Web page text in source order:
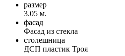
размер
3.05 м.
фасад
Фасад из стекла
столешница
ДСП пластик Троя